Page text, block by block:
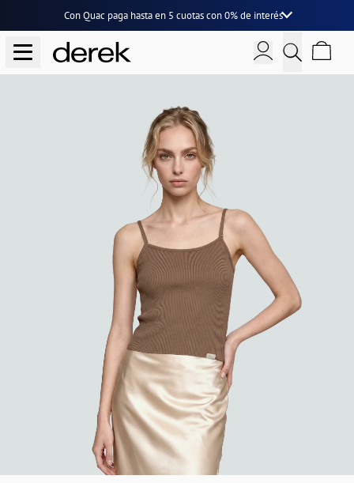
Con Quac paga hasta en 5 cuotascon0% de interés